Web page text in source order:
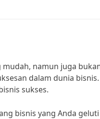
namun juga
dalam dunia
sukses.
bisnis yang Anda